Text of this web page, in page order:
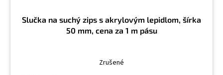
Slučka na suchý zips s akrylovým lepidlom, šírka
50 mm, cena za 1 m pásu
Zrušené